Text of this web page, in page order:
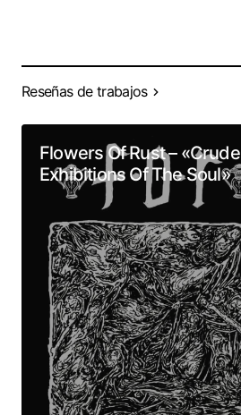
Reseñas de trabajos
Flowers Of Rust – «Crude
Exhibitions Of The Soul»